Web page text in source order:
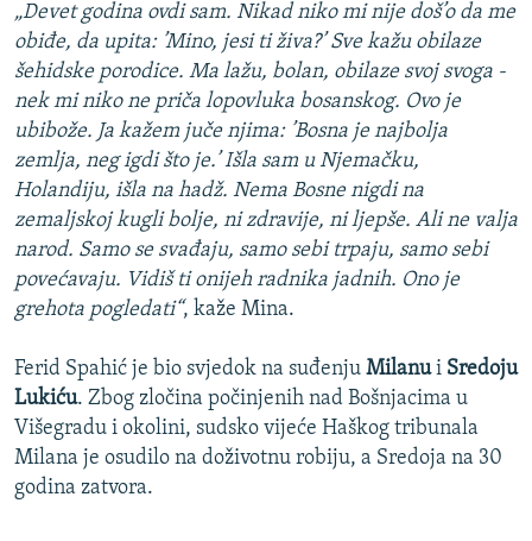
„Devet godina ovdi sam. Nikad niko mi nije doš’o da me
obiđe, da upita: ’Mino, jesi ti živa?’ Sve kažu obilaze
šehidske porodice. Ma lažu, bolan, obilaze svoj svoga -
nek mi niko ne priča lopovluka bosanskog. Ovo je
ubibože. Ja kažem juče njima: ’Bosna je najbolja
zemlja, neg igdi što je.’ Išla sam u Njemačku,
Holandiju, išla na hadž. Nema Bosne nigdi na
zemaljskoj kugli bolje, ni zdravije, ni ljepše. Ali ne valja
narod. Samo se svađaju, samo sebi trpaju, samo sebi
povećavaju. Vidiš ti onijeh radnika jadnih. Ono je
grehota pogledati“, kaže Mina.
Ferid Spahić je bio svjedok na suđenju Milanui Sredoju
Lukiću. Zbog zločina počinjenih nad Bošnjacima u
Višegradu i okolini, sudsko vijeće Haškog tribunala
Milana je osudilo na doživotnu robiju, a Sredoja na 30
godina zatvora.